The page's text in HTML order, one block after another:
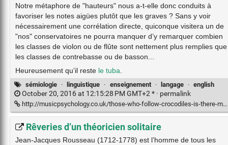
Notre métaphore de "hauteurs" nous a-t-elle donc conduits à
favoriser les notes aigües plutôt que les graves ? Sans y voir
nécessairement une corrélation directe, quiconque visitera un de
"nos" conservatoires ne pourra manquer d’y remarquer combien
les classes de violon ou de flûte sont nettement plus remplies que
les classes de contrebasse ou de basson...
Heureusement qu’il reste le tuba
sémiologie · linguistique · enseignement · langage · english
October 20, 2016 at 12:15:28 PM GMT+2 * · permalink
http://musicpsychology.co.uk/those-who-follow-crocodiles-is-there-more-to-pitch-than-high-and-low/
Rêveries d’un théoricien solitaire
Jean-Jacques Rousseau (1712-1778) est l’homme de tous les